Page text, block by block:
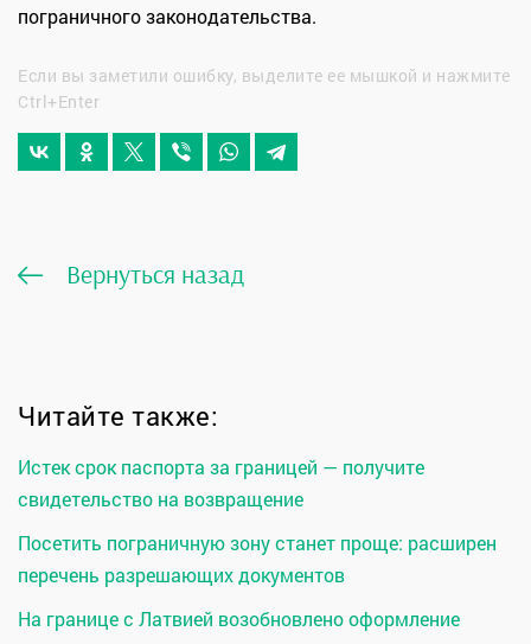
пограничного законодательства.
Если вы заметили ошибку, выделите ее мышкой и нажмите
Ctrl+Enter
Вернуться назад
Читайте также:
Истек срок паспорта за границей — получите
свидетельство на возвращение
Посетить пограничную зону станет проще: расширен
перечень разрешающих документов
На границе с Латвией возобновлено оформление